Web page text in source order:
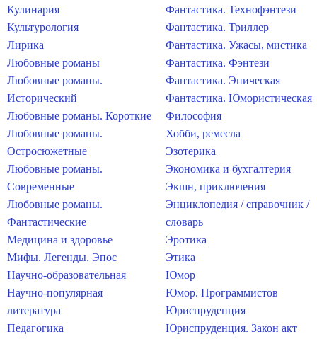
Кулинария
Культурология
Лирика
Любовные романы
Любовные романы.
Исторический
Любовные романы. Короткие
Любовные романы.
Остросюжетные
Любовные романы.
Современные
Любовные романы.
Фантастические
Медицина и здоровье
Мифы. Легенды. Эпос
Научно-образовательная
Научно-популярная
литература
Педагогика
Фантастика. Технофэнтези
Фантастика. Триллер
Фантастика. Ужасы, мистика
Фантастика. Фэнтези
Фантастика. Эпическая
Фантастика. Юмористическая
Философия
Хобби, ремесла
Эзотерика
Экономика и бухгалтерия
Экшн, приключения
Энциклопедия / справочник /
словарь
Эротика
Этика
Юмор
Юмор. Программистов
Юриспруденция
Юриспруденция. Закон акт